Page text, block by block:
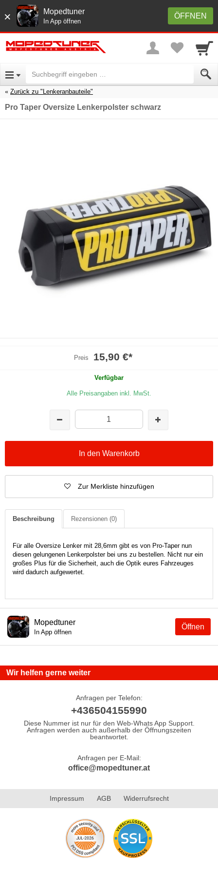
× ÖFFNEN
Mopedtuner
In App öffnen
Zurück zu "Lenkeranbauteile"
Pro Taper Oversize Lenkerpolster schwarz
Preis 15,90 €*
Verfügbar
Alle Preisangaben inkl. MwSt.
In den Warenkorb
Zur Merkliste hinzufügen
Beschreibung Rezensionen (0)
Für alle Oversize Lenker mit 28,6mm gibt es von Pro-Taper nun
diesen gelungenen Lenkerpolster bei uns zu bestellen. Nicht nur ein
großes Plus für die Sicherheit, auch die Optik eures Fahrzeuges
wird dadurch aufgewertet.
Öffnen
Mopedtuner
In App öffnen
Wir helfen gerne weiter
Anfragen per Telefon:
+436504155990
Diese Nummer ist nur für den Web-Whats App Support.
Anfragen werden auch außerhalb der Öffnungszeiten
beantwortet.
Anfragen per E-Mail:
office@mopedtuner.at
Impressum AGB Widerrufsrecht